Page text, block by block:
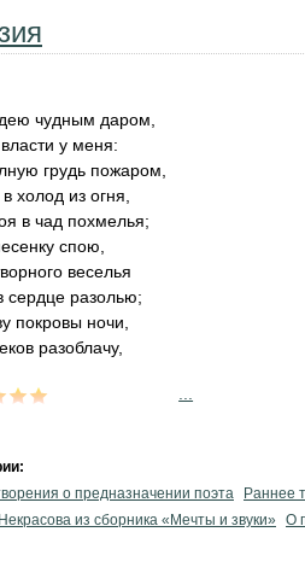
чудным даром,
у меня:
грудь пожаром,
холод из огня,
в чад похмелья;
спою,
веселья
сердце разолью;
покровы ночи,
разоблачу,
о предназначении поэта
Раннее
из сборника «Мечты и звуки» О